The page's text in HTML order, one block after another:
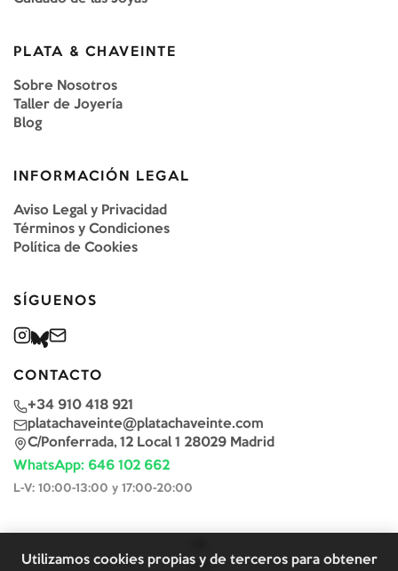
PLATA & CHAVEINTE
Sobre Nosotros
Taller de Joyería
Blog
INFORMACIÓN LEGAL
Aviso Legal y Privacidad
Términos y Condiciones
Política de Cookies
SÍGUENOS
CONTACTO
+34 910 418 921
platachaveinte@platachaveinte.com
C/Ponferrada, 12 Local 1 28029 Madrid
WhatsApp: 646 102 662
L-V: 10:00-13:00 y 17:00-20:00
Utilizamos cookies propias y de terceros para obtener